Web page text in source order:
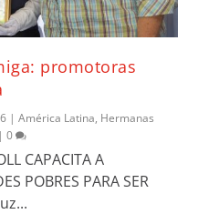
promotoras
|América Latina, Hermanas
|0
CAPACITA A
POBRES PARA SER